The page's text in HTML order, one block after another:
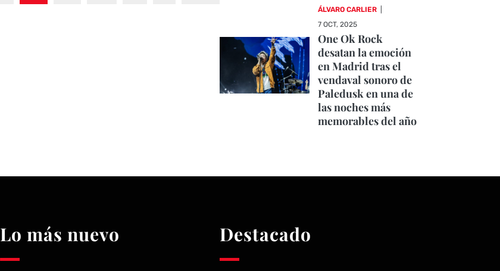
ÁLVARO CARLIER
7 OCT, 2025
One Ok Rock
desatan la emoción
en Madrid tras el
vendaval sonoro de
Paledusk en una de
las noches más
memorables del año
Lo más nuevo Destacado